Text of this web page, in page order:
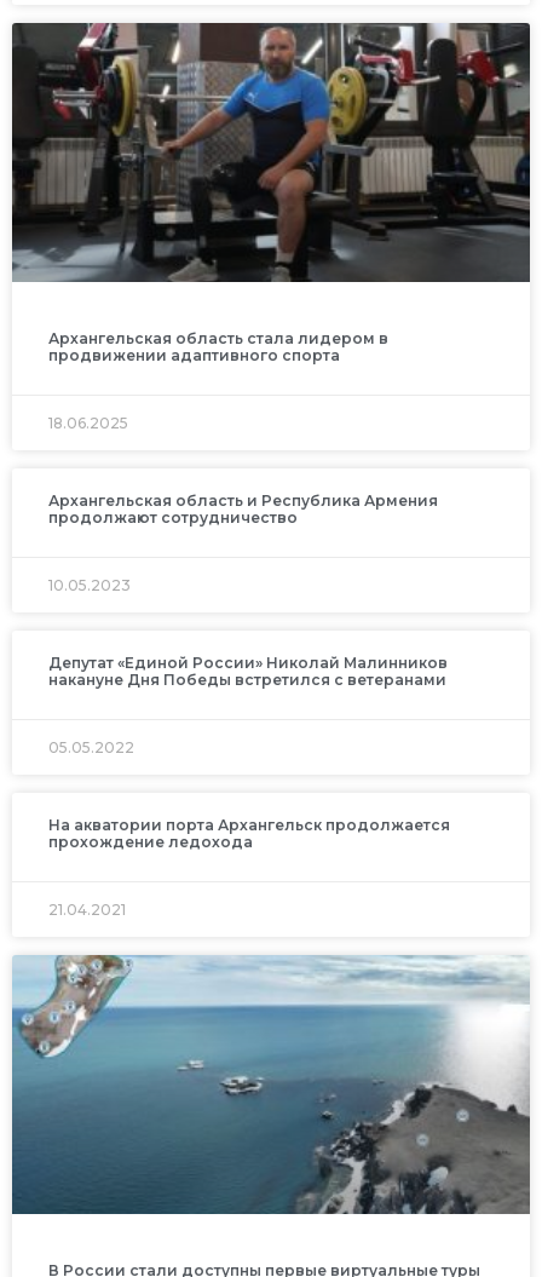
Архангельская область стала лидером в
продвижении адаптивного спорта
18.06.2025
Архангельская область и Республика Армения
продолжают сотрудничество
10.05.2023
Депутат «Единой России» Николай Малинников
накануне Дня Победы встретился с ветеранами
05.05.2022
На акватории порта Архангельск продолжается
прохождение ледохода
21.04.2021
В России стали доступны первые виртуальные туры